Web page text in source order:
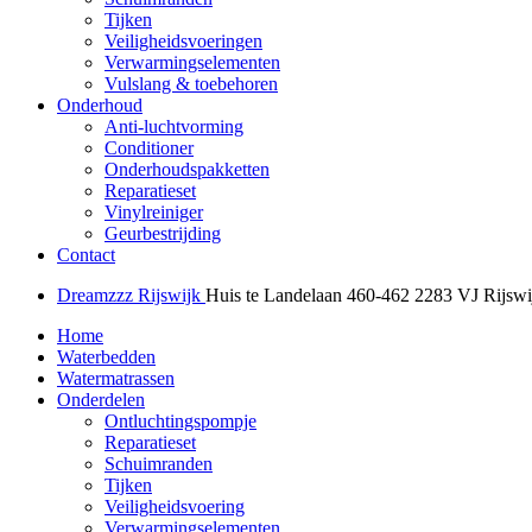
Tijken
Veiligheidsvoeringen
Verwarmingselementen
Vulslang & toebehoren
Onderhoud
Anti-luchtvorming
Conditioner
Onderhoudspakketten
Reparatieset
Vinylreiniger
Geurbestrijding
Contact
Dreamzzz Rijswijk Huis te Landelaan 460-462 2283 VJ
Home
Waterbedden
Watermatrassen
Onderdelen
Ontluchtingspompje
Reparatieset
Schuimranden
Tijken
Veiligheidsvoering
Verwarmingselementen